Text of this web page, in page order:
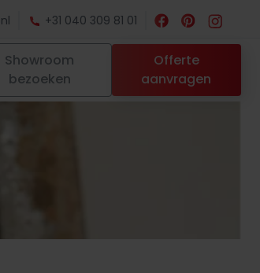
+31 040 309 81 01
Showroom
bezoeken
Offerte
aanvragen